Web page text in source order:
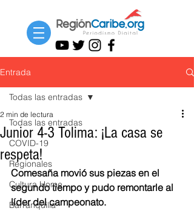
Entrada
Todas las entradas
COVID-19
Regionales
Cultura Home
Barranquilla
Todas las entradas
Junior 4-3 Tolima: ¡La casa se
respeta!
2 min de lectura
Comesaña movió sus piezas en el
segundo tiempo y pudo remontarle al
líder del campeonato.